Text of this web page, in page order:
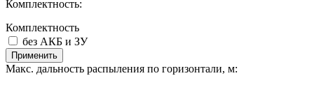
Комплектность:
Комплектность
без АКБ и ЗУ
Применить
Макс. дальность распыления по горизонтали, м: